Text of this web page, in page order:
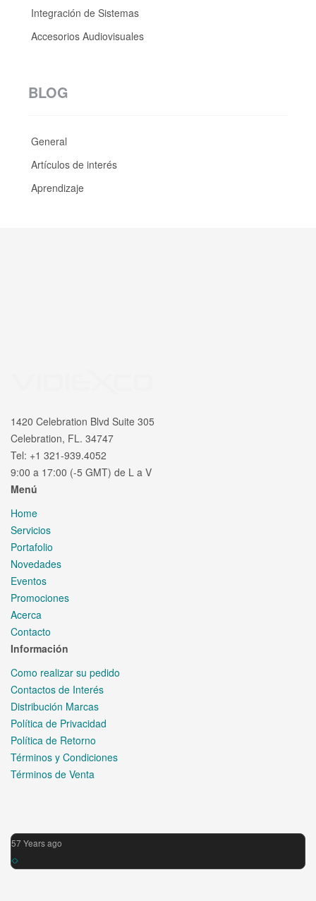
Integración de Sistemas
Accesorios Audiovisuales
BLOG
General
Artículos de interés
Aprendizaje
1420 Celebration Blvd Suite 305
Celebration, FL. 34747
Tel: +1 321-939.4052
9:00 a 17:00 (-5 GMT) de L a V
Menú
Home
Servicios
Portafolio
Novedades
Eventos
Promociones
Acerca
Contacto
Información
Como realizar su pedido
Contactos de Interés
Distribución Marcas
Política de Privacidad
Política de Retorno
Términos y Condiciones
Términos de Venta
57 Years ago